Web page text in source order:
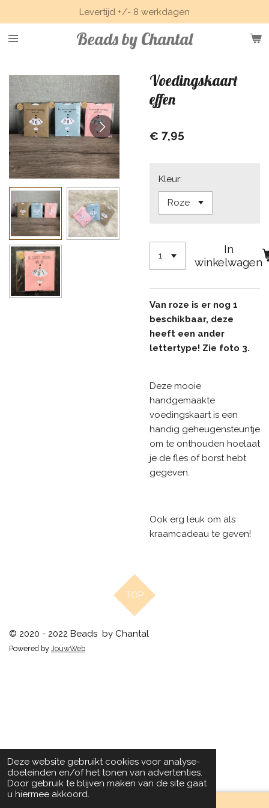
Deze website gebruikt cookies voor analyse-
doeleinden en/of het tonen van advertenties.
Door gebruik te blijven maken van de site gaat
u hiermee akkoord.
direct
naar
Beads by Chantal
Levertijd +/- 8 werkdagen
Voedingskaart
effen
€ 7,95
Kleur:
In
winkelwagen
Van roze is er nog 1
beschikbaar, deze
heeft een ander
lettertype! Zie foto 3.
Deze mooie
handgemaakte
voedingskaart is een
handig geheugensteuntje
om te onthouden hoelaat
je de fles of borst hebt
gegeven.
Ook erg leuk om als
kraamcadeau te geven!
TOP
© 2020 - 2022 Beads by Chantal
Powered by JouwWeb